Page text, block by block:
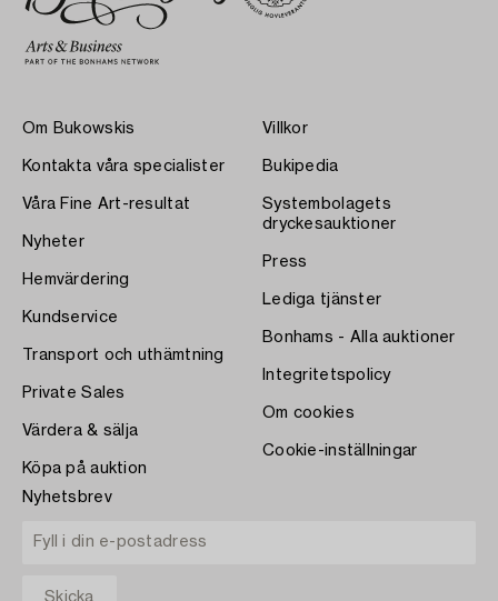
Om Bukowskis
Kontakta våra specialister
Våra Fine Art-resultat
Nyheter
Hemvärdering
Kundservice
Transport och uthämtning
Private Sales
Värdera & sälja
Köpa på auktion
Villkor
Bukipedia
Systembolagets
dryckesauktioner
Press
Lediga tjänster
Bonhams - Alla auktioner
Integritetspolicy
Om cookies
Cookie-inställningar
Nyhetsbrev